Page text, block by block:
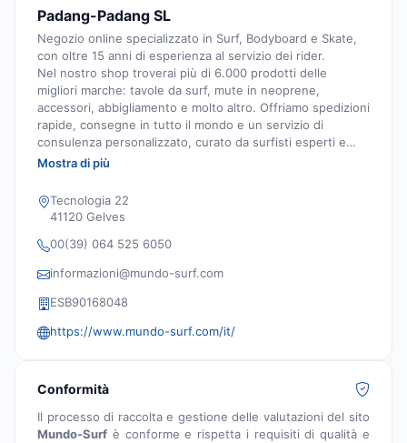
Padang-Padang SL
Negozio online specializzato in Surf, Bodyboard e Skate,
con oltre 15 anni di esperienza al servizio dei rider.
Nel nostro shop troverai più di 6.000 prodotti delle
migliori marche: tavole da surf, mute in neoprene,
accessori, abbigliamento e molto altro. Offriamo spedizioni
rapide, consegne in tutto il mondo e un servizio di
consulenza personalizzato, curato da surfisti esperti e
appassionati.
Mostra di più
Tecnologia 22
41120 Gelves
00(39) 064 525 6050
informazioni@mundo-surf.com
ESB90168048
https://www.mundo-surf.com/it/
Conformità
Il processo di raccolta e gestione delle valutazioni del sito
Mundo-Surf è conforme e rispetta i requisiti di qualità e